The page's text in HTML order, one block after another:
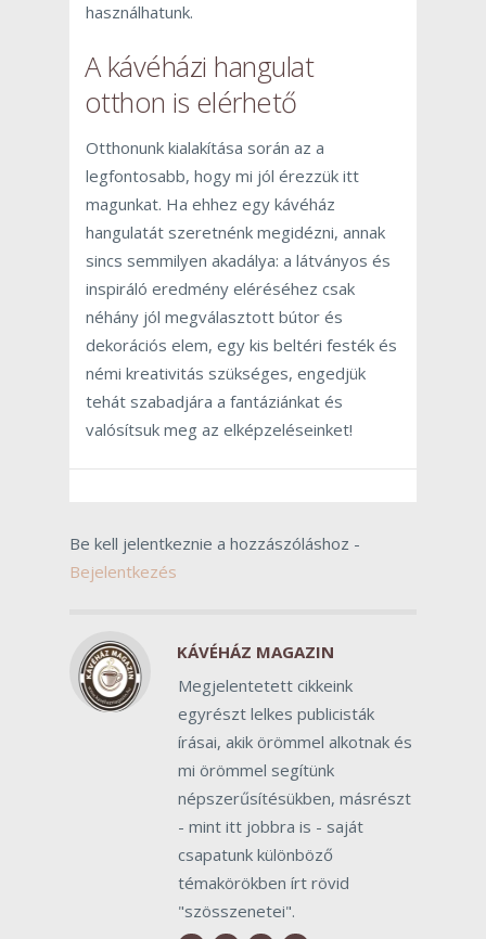
használhatunk.
A kávéházi hangulat
otthon is elérhető
Otthonunk kialakítása során az a
legfontosabb, hogy mi jól érezzük itt
magunkat. Ha ehhez egy kávéház
hangulatát szeretnénk megidézni, annak
sincs semmilyen akadálya: a látványos és
inspiráló eredmény eléréséhez csak
néhány jól megválasztott bútor és
dekorációs elem, egy kis beltéri festék és
némi kreativitás szükséges, engedjük
tehát szabadjára a fantáziánkat és
valósítsuk meg az elképzeléseinket!
Be kell jelentkeznie a hozzászóláshoz -
Bejelentkezés
KÁVÉHÁZ MAGAZIN
Megjelentetett cikkeink
egyrészt lelkes publicisták
írásai, akik örömmel alkotnak és
mi örömmel segítünk
népszerűsítésükben, másrészt
- mint itt jobbra is - saját
csapatunk különböző
témakörökben írt rövid
"szösszenetei".